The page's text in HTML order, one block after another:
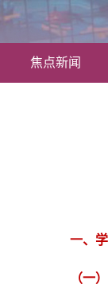
焦点新闻
一、
（一